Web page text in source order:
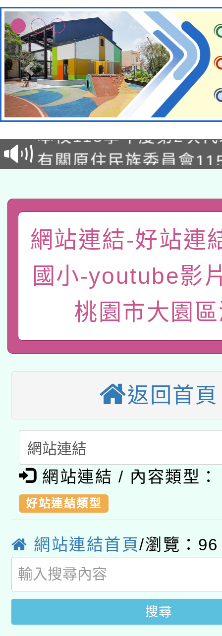
本校115學年度第1次
次招考甄選結果公告(
有關原住民族委員會
一案。
答一案
有關本府115年70歲以
人員健康講座「吃得安
心」，鼓勵退休同仁踴
案。
本校115學年度第2次
招)
適應運動共學行動站研
本館辦理115年度閱讀
暨閱讀推動專業研習
科技賦能─人工智慧
A3數位素養講師名單
本校115學年度第1次
第3次招考甄選結果公
次招考甄選結果公告(
有關原住民族委員會
公告之原住民族歲時祭
一案。
兒童少年暑期犯罪預防
答一案
有關本府115年70歲以
人員健康講座「吃得安
心」，鼓勵退休同仁踴
案。
本校115學年度第2次
招甄選結果公告(無人
招)
適應運動共學行動站研
暨閱讀推動專業研習
科技賦能─人工智慧
礎課程
A3數位素養講師名單
網站連結-好站連
國小-youtube影
桃園市大園
返回首頁
網站連結 / 內容類型：
好站連結類型
網站連結首頁/瀏覽： 96
搜尋